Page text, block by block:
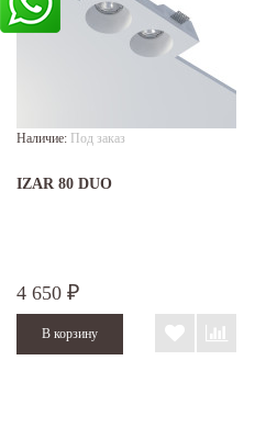
Наличие: Под заказ
IZAR 80 DUO
4 650 ₽